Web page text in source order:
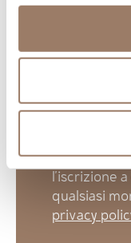
Accetto di
Tipici di
l'iscrizione
qualsiasi
privacy